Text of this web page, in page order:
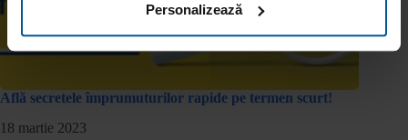
Personalizează
Află secretele împrumuturilor rapide pe termen scurt!
18 martie 2023